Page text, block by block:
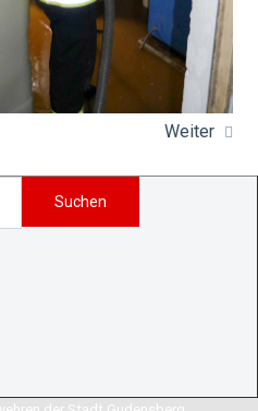
Weiter
Suchen